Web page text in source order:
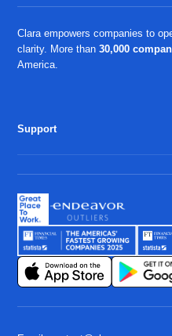
Clara empowers companies to
clarity. More than30,000
America.
Support